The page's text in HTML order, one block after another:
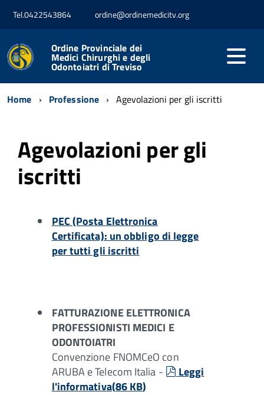
Tel.0422543864 ordine@ordinemedicitv.org
Ordine Provinciale dei
Medici Chirurghi e degli
Odontoiatri di Treviso
Home Professione Agevolazioni per gli iscritti
Agevolazioni per gli
iscritti
PEC (Posta Elettronica
Certificata): un obbligo di legge
per tutti gli iscritti
FATTURAZIONE ELETTRONICA
PROFESSIONISTI MEDICI E
ODONTOIATRI
Convenzione FNOMCeO con
ARUBA e Telecom Italia -
pdf
Leggi
l'informativa(86 KB)